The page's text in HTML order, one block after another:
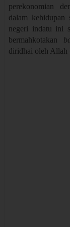
perekonomian
dalam kehidupan
negeri indatu ini
bermahkotakan
diridhai oleh